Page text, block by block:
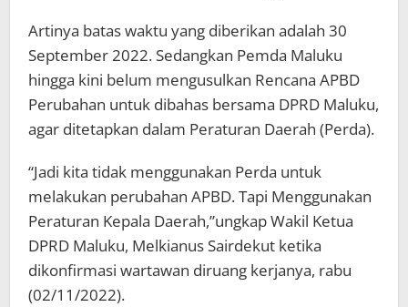
Artinya batas waktu yang diberikan adalah 30
September 2022. Sedangkan Pemda Maluku
hingga kini belum mengusulkan Rencana APBD
Perubahan untuk dibahas bersama DPRD Maluku,
agar ditetapkan dalam Peraturan Daerah (Perda).
“Jadi kita tidak menggunakan Perda untuk
melakukan perubahan APBD. Tapi Menggunakan
Peraturan Kepala Daerah,”ungkap Wakil Ketua
DPRD Maluku, Melkianus Sairdekut ketika
dikonfirmasi wartawan diruang kerjanya, rabu
(02/11/2022).